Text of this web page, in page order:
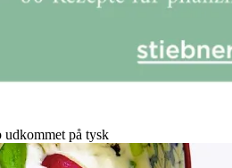
udkommet på tysk